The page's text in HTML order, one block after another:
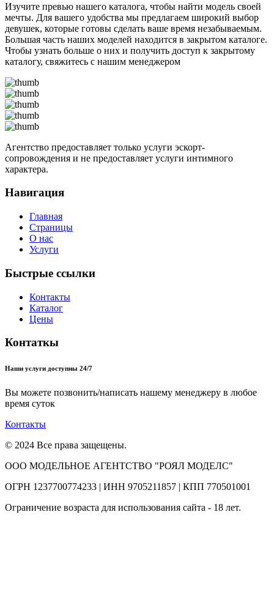
Изучите превью нашего каталога, чтобы найти модель своей
мечты. Для вашего удобства мы предлагаем широкий выбор
девушек, которые готовы сделать ваше время незабываемым.
Большая часть наших моделей находится в закрытом каталоге.
Чтобы узнать больше о них и получить доступ к закрытому
каталогу, свяжитесь с нашим менеджером
Агентство предоставляет только услуги эскорт-
сопровождения и не предоставляет услуги интимного
характера.
Навигация
Главная
Страницы
О нас
Услуги
Быстрые ссылки
Контакты
Каталог
Цены
Контаткы
Наши услуги доступны 24/7
Вы можете позвонить/написать нашему менеджеру в любое
время суток
Контакты
© 2024 Все права защещены.
ООО МОДЕЛЬНОЕ АГЕНТСТВО "РОЯЛ МОДЕЛС"
ОГРН 1237700774233 | ИНН 9705211857 | КПП 770501001
Ограничение возраста для использования сайта - 18 лет.